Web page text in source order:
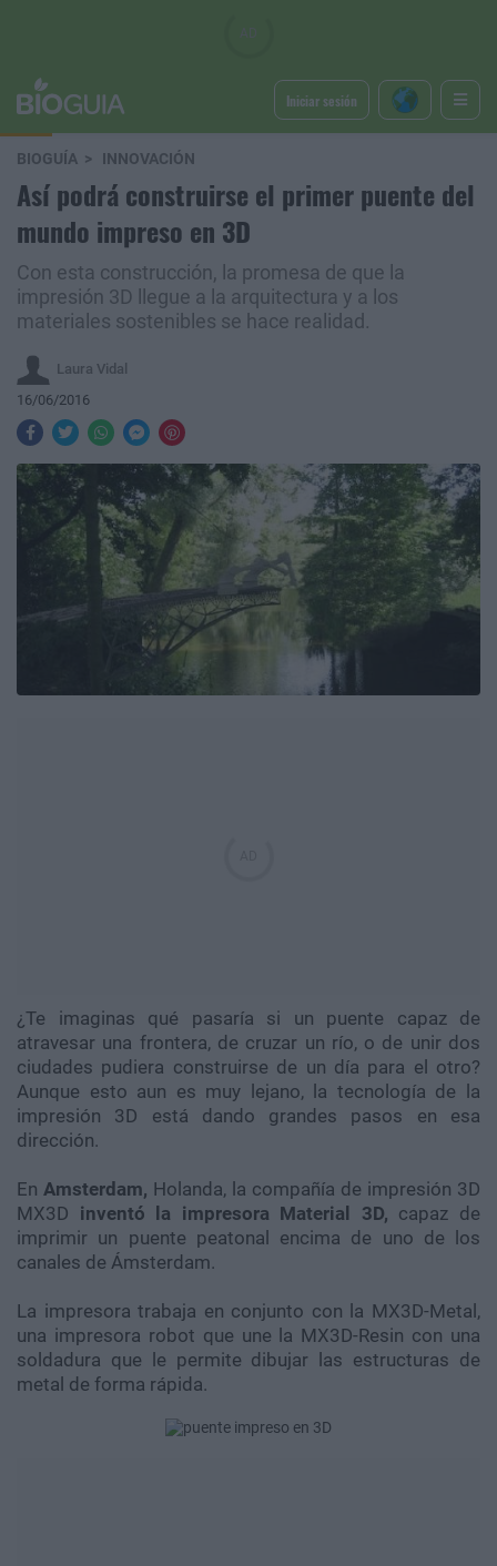
Iniciar sesión
BIOGUÍA INNOVACIÓN
Así podrá construirse el primer puente del
mundo impreso en 3D
Con esta construcción, la promesa de que la
impresión 3D llegue a la arquitectura y a los
materiales sostenibles se hace realidad.
Laura Vidal
16/06/2016
¿Te imaginas qué pasaría si un puente capaz de
atravesar una frontera, de cruzar un río, o de unir dos
ciudades pudiera construirse de un día para el otro?
Aunque esto aun es muy lejano, la tecnología de la
impresión 3D está dando grandes pasos en esa
dirección.
En Amsterdam, Holanda, la compañía de impresión 3D
MX3D inventó la impresora Material 3D, capaz de
imprimir un puente peatonal encima de uno de los
canales de Ámsterdam.
La impresora trabaja en conjunto con la MX3D-Metal,
una impresora robot que une la MX3D-Resin con una
soldadura que le permite dibujar las estructuras de
metal de forma rápida.